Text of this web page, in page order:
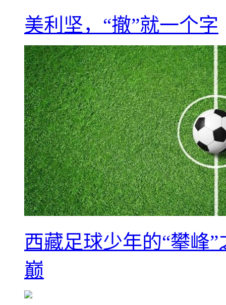
美利坚，“撤”就一个字
西藏足球少年的“攀峰
巅